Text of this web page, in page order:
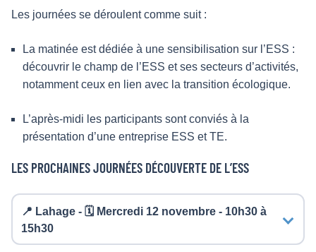
Les journées se déroulent comme suit :
La matinée est dédiée à une sensibilisation sur l’ESS :
découvrir le champ de l’ESS et ses secteurs d’activités,
notamment ceux en lien avec la transition écologique.
L’après-midi les participants sont conviés à la
présentation d’une entreprise ESS et TE.
LES PROCHAINES JOURNÉES DÉCOUVERTE DE L’ESS
📍 Lahage - 🗓️ Mercredi 12 novembre - 10h30 à
15h30